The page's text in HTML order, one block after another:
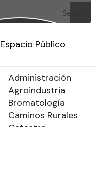
Search
Espacio Público